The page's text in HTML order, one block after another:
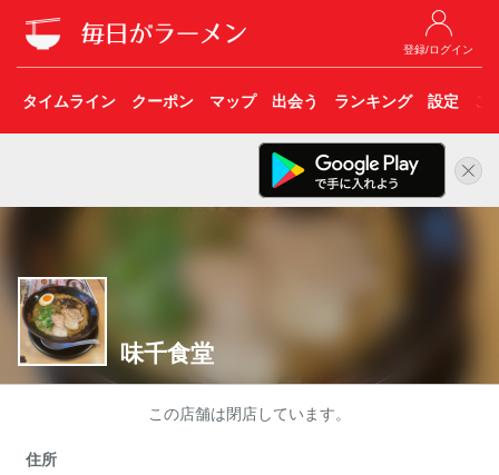
登録/ログイン
タイムライン クーポン マップ 出会う ランキング 設定 こ
味千食堂
この店舗は閉店しています。
住所